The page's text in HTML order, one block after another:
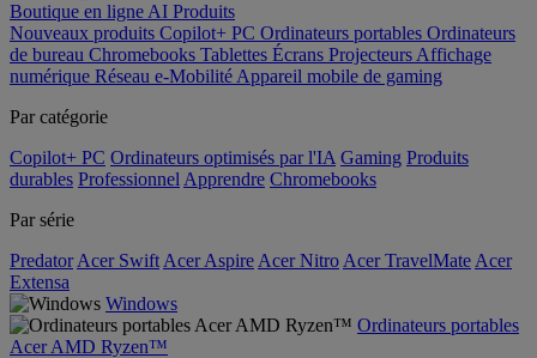
Boutique en ligne AI Produits
Nouveaux produits Copilot+ PC Ordinateurs portables Ordinateurs
de bureau Chromebooks Tablettes Écrans Projecteurs Affichage
numérique Réseau e-Mobilité Appareil mobile de gaming
Par catégorie
Copilot+ PC Ordinateurs optimisés par l'IA Gaming Produits
durables Professionnel Apprendre Chromebooks
Par série
Predator Acer Swift Acer Aspire Acer Nitro Acer TravelMate Acer
Extensa
Windows
Ordinateurs portables
Acer AMD Ryzen™